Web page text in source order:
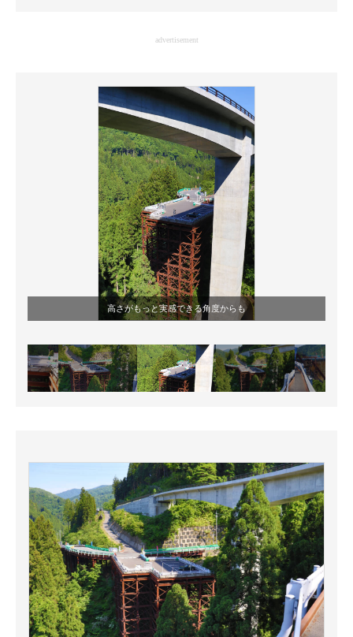
advertisement
高さがもっと実感できる角度からも